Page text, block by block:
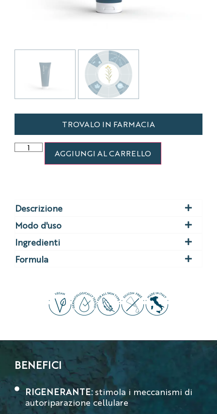
TROVALO IN FARMACIA
AGGIUNGI AL CARRELLO
Descrizione
Modo d'uso
Ingredienti
Formula
BENEFICI
RIGENERANTE:stimola i meccanismi di
autoriparazione cellulare